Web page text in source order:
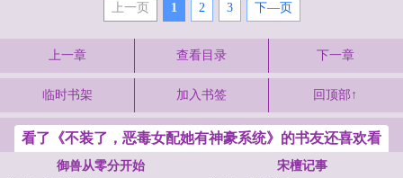
上一页 1 2 3 下—页
上一章 查看目录 下一章
临时书架 加入书签 回顶部↑
看了《不装了，恶毒女配她有神豪系统》的书友还喜欢看
御兽从零分开始
宋檀记事